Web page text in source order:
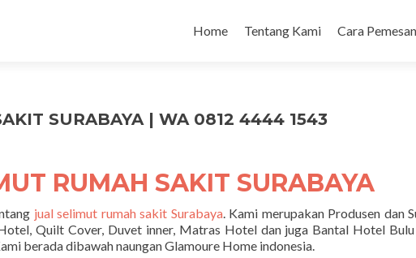
Home Tentang Kami Cara
SURABAYA | WA 0812 4444 1543
RUMAH SAKIT SURABAYA
jual selimut rumah sakit Surabaya. Kami merupakan Produsen dan
Quilt Cover, Duvet inner, Matras Hotel dan juga Bantal Hotel
berada dibawah naungan Glamoure Home indonesia.